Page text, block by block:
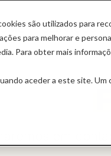
são utilizados para
para melhorar e
Para obter mais
aceder a este site.
SERVIÇOS